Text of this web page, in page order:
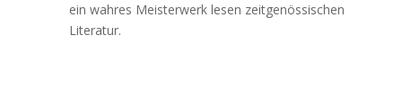
ein wahres Meisterwerk lesen zeitgenössischen
Literatur.